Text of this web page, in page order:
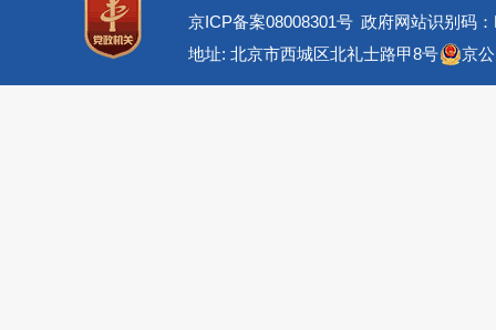
京ICP备案08008301号 政府网站识别码
地址: 北京市西城区北礼士路甲8号
京